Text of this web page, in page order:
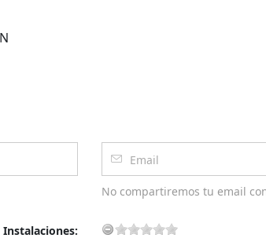
No compartiremos tu email
Instalaciones: